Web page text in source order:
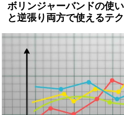
ボリンジャーバンドの使
と逆張り両方で使えるテ